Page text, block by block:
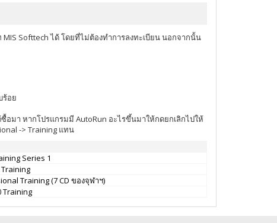
Softtech ได้ โดยที่ไม่ต้องทำการลงทะเบียน นอกจากนั้น
ร้อย
มา หากโปรแกรมมี AutoRun อะไรขึ้นมาให้กดยกเลิกไปให้
-> Training แทน
Series 1
Training (7 CD ของจุฬาฯ)
Training